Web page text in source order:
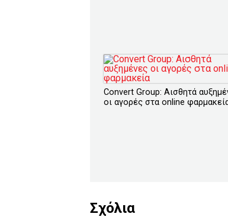
Convert Group: Αισθητά
οι αγορές στα online
Σχόλια